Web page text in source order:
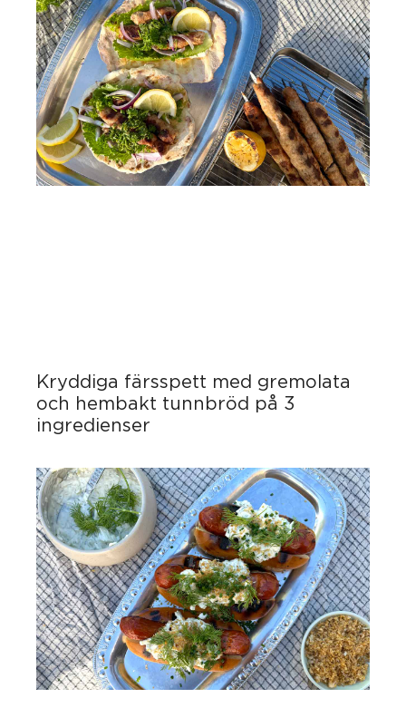
Kryddiga färsspett med gremolata
och hembakt tunnbröd på 3
ingredienser